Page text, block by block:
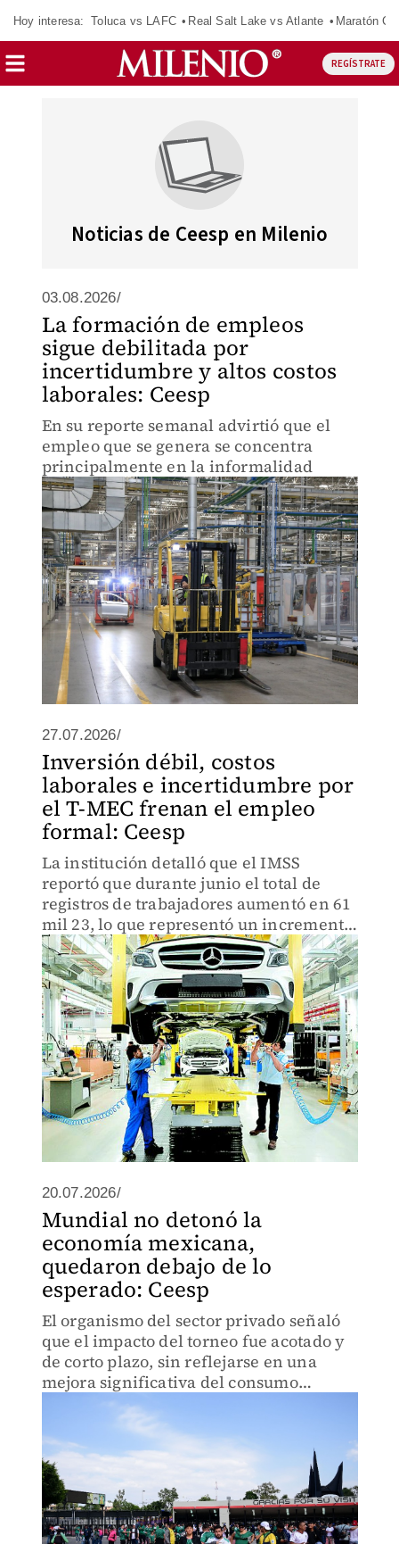
Hoy interesa: Toluca vs LAFC Real Salt Lake vs Atlante Maratón
REGÍSTRATE
Noticias de Ceesp en Milenio
03.08.2026/
La formación de empleos
sigue debilitada por
incertidumbre y altos costos
laborales: Ceesp
En su reporte semanal advirtió que el
empleo que se genera se concentra
principalmente en la informalidad
27.07.2026/
Inversión débil, costos
laborales e incertidumbre por
el T-MEC frenan el empleo
formal: Ceesp
La institución detalló que el IMSS
reportó que durante junio el total de
registros de trabajadores aumentó en 61
mil 23, lo que representó un incremento
anual del 2%.
20.07.2026/
Mundial no detonó la
economía mexicana,
quedaron debajo de lo
esperado: Ceesp
El organismo del sector privado señaló
que el impacto del torneo fue acotado y
de corto plazo, sin reflejarse en una
mejora significativa del consumo
privado ni en una generación suficiente
de empleos formales